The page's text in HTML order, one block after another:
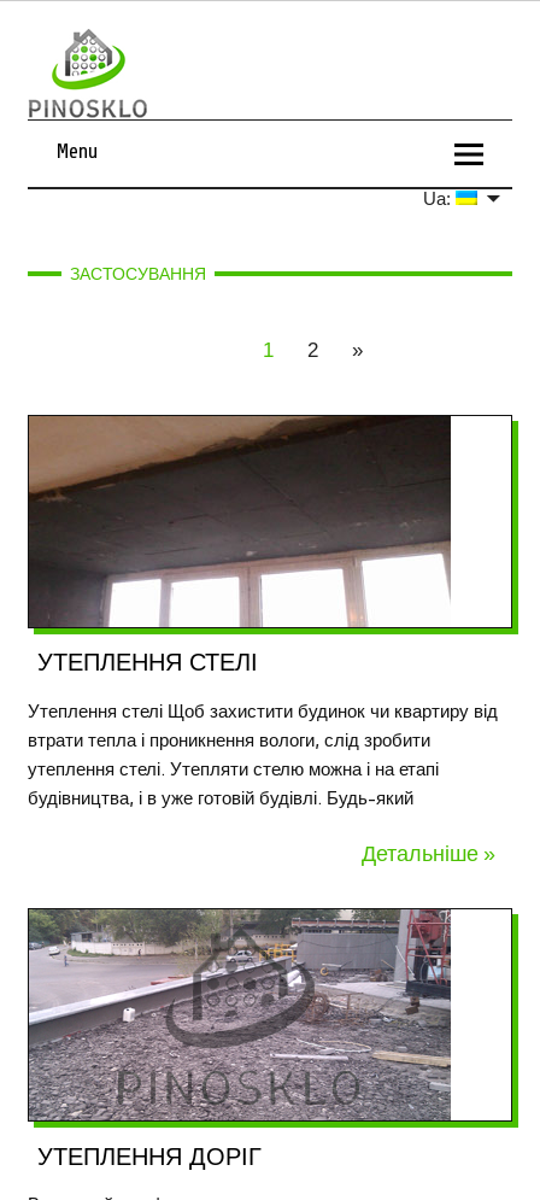
Menu
Ua:
ЗАСТОСУВАННЯ
1 2 »
УТЕПЛЕННЯ СТЕЛІ
Утеплення стелі Щоб захистити будинок чи квартиру від
втрати тепла і проникнення вологи, слід зробити
утеплення стелі. Утепляти стелю можна і на етапі
будівництва, і в уже готовій будівлі. Будь-який
Детальніше »
УТЕПЛЕННЯ ДОРІГ